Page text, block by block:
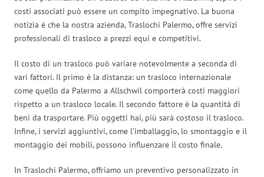
costi associati può essere un compito impegnativo. La buona
notizia è che la nostra azienda, Traslochi Palermo, offre servizi
professionali di trasloco a prezzi equi e competitivi.
Il costo di un trasloco può variare notevolmente a seconda di
vari fattori. Il primo è la distanza: un trasloco internazionale
come quello da Palermo a Allschwil comporterà costi maggiori
rispetto a un trasloco locale. Il secondo fattore è la quantità di
beni da trasportare. Più oggetti hai, più sarà costoso il trasloco.
Infine, i servizi aggiuntivi, come l’imballaggio, lo smontaggio e il
montaggio dei mobili, possono influenzare il costo finale.
In Traslochi Palermo, offriamo un preventivo personalizzato in